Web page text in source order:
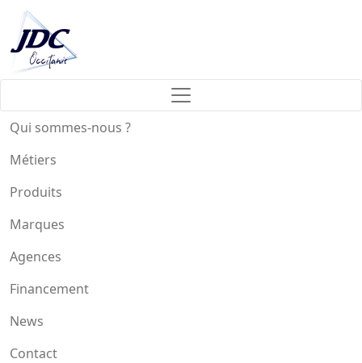
Qui sommes-nous ?
Métiers
Produits
Marques
Agences
Financement
News
Contact